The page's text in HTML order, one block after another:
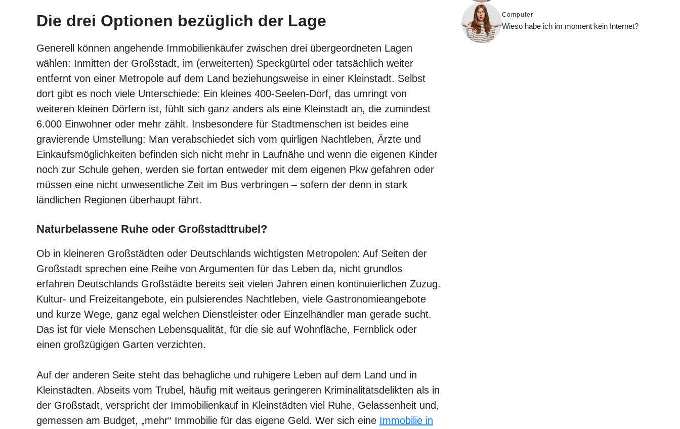
Die drei Optionen bezüglich der Lage
Generell können angehende Immobilienkäufer zwischen drei übergeordneten Lagen
wählen: Inmitten der Großstadt, im (erweiterten) Speckgürtel oder tatsächlich weiter
entfernt von einer Metropole auf dem Land beziehungsweise in einer Kleinstadt. Selbst
dort gibt es noch viele Unterschiede: Ein kleines 400-Seelen-Dorf, das umringt von
weiteren kleinen Dörfern ist, fühlt sich ganz anders als eine Kleinstadt an, die zumindest
6.000 Einwohner oder mehr zählt. Insbesondere für Stadtmenschen ist beides eine
gravierende Umstellung: Man verabschiedet sich vom quirligen Nachtleben, Ärzte und
Einkaufsmöglichkeiten befinden sich nicht mehr in Laufnähe und wenn die eigenen Kinder
noch zur Schule gehen, werden sie fortan entweder mit dem eigenen Pkw gefahren oder
müssen eine nicht unwesentliche Zeit im Bus verbringen – sofern der denn in stark
ländlichen Regionen überhaupt fährt.
Naturbelassene Ruhe oder Großstadttrubel?
Ob in kleineren Großstädten oder Deutschlands wichtigsten Metropolen: Auf Seiten der
Großstadt sprechen eine Reihe von Argumenten für das Leben da, nicht grundlos
erfahren Deutschlands Großstädte bereits seit vielen Jahren einen kontinuierlichen Zuzug.
Kultur- und Freizeitangebote, ein pulsierendes Nachtleben, viele Gastronomieangebote
und kurze Wege, ganz egal welchen Dienstleister oder Einzelhändler man gerade sucht.
Das ist für viele Menschen Lebensqualität, für die sie auf Wohnfläche, Fernblick oder
einen großzügigen Garten verzichten.
Auf der anderen Seite steht das behagliche und ruhigere Leben auf dem Land und in
Kleinstädten. Abseits vom Trubel, häufig mit weitaus geringeren Kriminalitätsdelikten als in
der Großstadt, verspricht der Immobilienkauf in Kleinstädten viel Ruhe, Gelassenheit und,
gemessen am Budget, „mehr“ Immobilie für das eigene Geld. Wer sich eine Immobilie in
Computer
Wieso habe ich im moment kein Internet?